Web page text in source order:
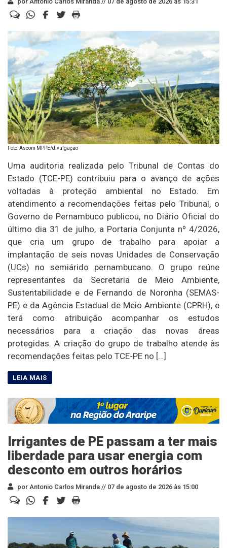
Foto: Ascom MPPE/divulgação
Uma auditoria realizada pelo Tribunal de Contas do
Estado (TCE-PE) contribuiu para o avanço de ações
voltadas à proteção ambiental no Estado. Em
atendimento a recomendações feitas pelo Tribunal, o
Governo de Pernambuco publicou, no Diário Oficial do
último dia 31 de julho, a Portaria Conjunta nº 4/2026,
que cria um grupo de trabalho para apoiar a
implantação de seis novas Unidades de Conservação
(UCs) no semiárido pernambucano. O grupo reúne
representantes da Secretaria de Meio Ambiente,
Sustentabilidade e de Fernando de Noronha (SEMAS-
PE) e da Agência Estadual de Meio Ambiente (CPRH), e
terá como atribuição acompanhar os estudos
necessários para a criação das novas áreas
protegidas. A criação do grupo de trabalho atende às
recomendações feitas pelo TCE-PE no […]
Irrigantes de PE passam a ter mais
liberdade para usar energia com
desconto em outros horários
por Antonio Carlos Miranda // 07 de agosto de 2026 às 15:00